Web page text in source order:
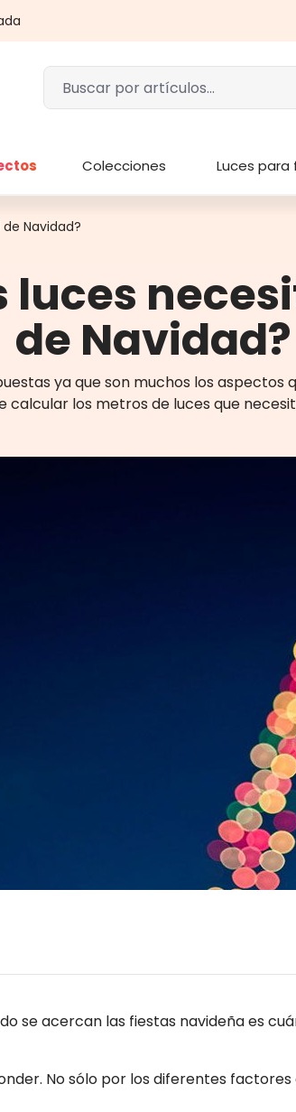
Colecciones Luces para
Navidad?
luces
de Navidad?
ya que son muchos los aspectos
calcular los metros de luces que
se acercan las fiestas navideña es
No sólo por los diferentes